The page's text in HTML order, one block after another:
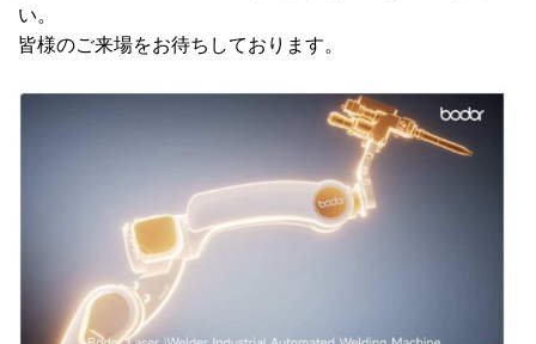
い。
皆様のご来場をお待ちしております。